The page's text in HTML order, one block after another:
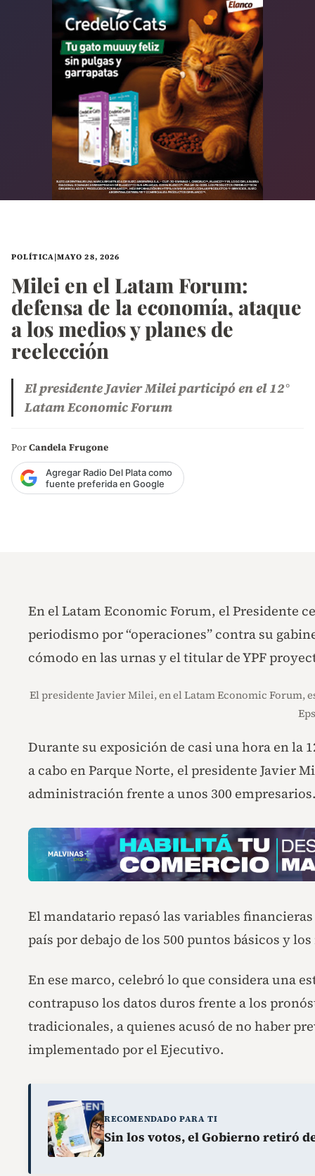
POLÍTICA|MAYO 28, 2026
Milei en el Latam Forum:
defensa de la economía, ataque
a los medios y planes de
reelección
El presidente Javier Milei participó en el 12°
Latam Economic Forum
PorCandela Frugone
Agregar Radio Del Plata como
fuente preferida en Google
En el Latam Economic Forum, el Presidente
periodismo por “operaciones” contra su
cómodo en las urnas y el titular de YPF
El presidente Javier Milei, en el Latam Economic
Durante su exposición de casi una hora en la
a cabo en Parque Norte, el presidente Javier
administración frente a unos 300
El mandatario repasó las variables
país por debajo de los 500 puntos básicos y
En ese marco, celebró lo que considera una
contrapuso los datos duros frente a los
tradicionales, a quienes acusó de no haber
implementado por el Ejecutivo.
RECOMENDADO PARA TI
Sin los votos, el Gobierno retiró